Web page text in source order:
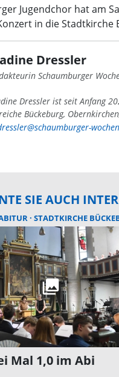
Jugendchor hat am
in die
Dressler
Schaumburger
Dressler ist seit Anfang
Bückeburg,
SIE AUCH
STADTKIRCHE
Mal 1,0 im Abi